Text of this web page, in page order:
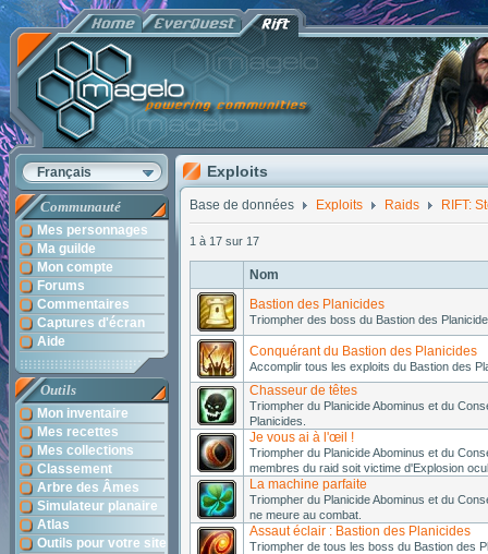
Français
Communauté
Mes personnages
Ma guilde
Mon compte
Forums
Commentaires
Captures d'écran
Aide
Outils
Mon inventaire
Mes recettes
Mes collections
Classement
Arbre des Âmes
Simulateur planaire
Atlas
Outils pour votre site
Exploits
Base de données Exploits Raids RIFT:
1 à 17 sur 17
Nom
Bastion des Planicides
Triompher des boss du Bastion des
Conquérant du Bastion des Planicides
Accomplir tous les exploits du Bastion des
Chasseur de têtes
Triompher du Planicide Abominus et du
Planicides.
Je vous ai à l'œil !
Triompher du Planicide Abominus et du
membres du raid soit victime d'Explosion
La machine parfaite
Triompher du Planicide Abominus et du
ne meure au combat.
Assaut éclair : Bastion des Planicides
Triompher de tous les boss du Bastion des